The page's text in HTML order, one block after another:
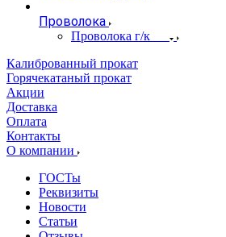
Проволока
Проволока г/к
Калиброванный прокат
Горячекатаный прокат
Акции
Доставка
Оплата
Контакты
О компании
ГОСТы
Реквизиты
Новости
Статьи